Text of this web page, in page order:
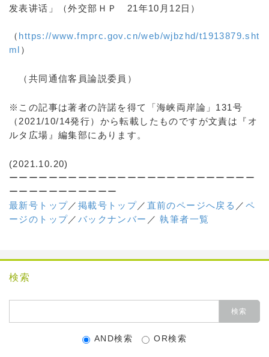
发表讲话」（外交部ＨＰ 21年10月12日）
（ https://www.fmprc.gov.cn/web/wjbzhd/t1913879.sht
ml ）
（共同通信客員論説委員）
※この記事は著者の許諾を得て「海峡両岸論」131号
（2021/10/14発行）から転載したものですが文責は『オ
ルタ広場』編集部にあります。
(2021.10.20)
ーーーーーーーーーーーーーーーーーーーーーーーーー
ーーーーーーーーーーー
最新号トップ／ 掲載号トップ／ 直前のページへ戻る ／ ペ
ージのトップ／ バックナンバー ／執筆者一覧
検索
AND検索 OR検索